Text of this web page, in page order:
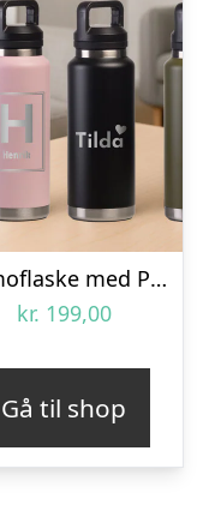
Termoflaske med Personlig Gravering – 1,06 L
kr. 199,00
Gå til shop